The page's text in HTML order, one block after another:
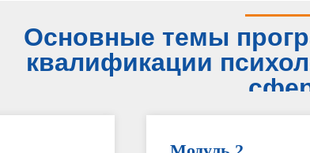
Основные темы
квалификации